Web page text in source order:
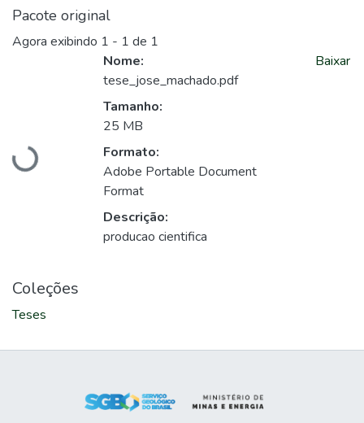
Pacote original
Agora exibindo 1 - 1 de 1
Carregando...
Nome:
tese_jose_machado.pdf
Tamanho:
25 MB
Formato:
Adobe Portable Document
Format
Descrição:
producao cientifica
Baixar
Coleções
Teses